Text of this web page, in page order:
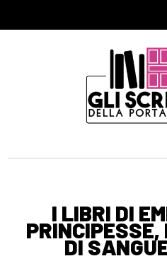
I LIBRI DI
PRINCIPESSE,
DI